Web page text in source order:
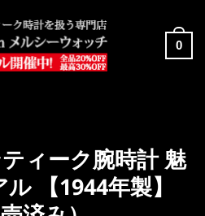
0
ィーク腕時計 魅
【1944年製】